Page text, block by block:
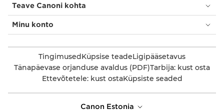
Teave Canoni kohta
Minu konto
TingimusedKüpsise teadeLigipääsetavus
Tänapäevase orjanduse avaldus (PDF)Tarbija: kust osta
Ettevõtetele: kust ostaKüpsiste seaded
Canon Estonia